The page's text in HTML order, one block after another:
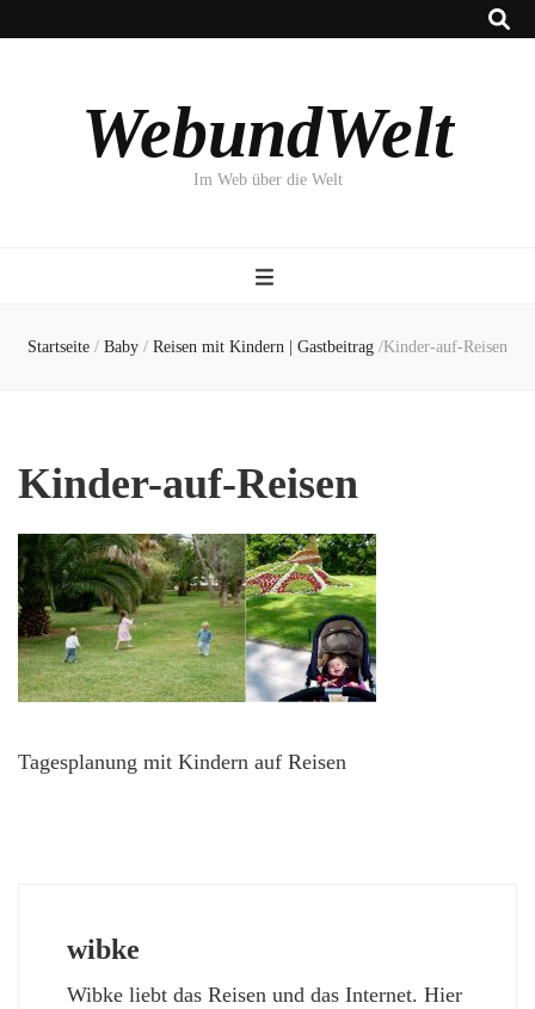
WebundWelt
Im Web über die Welt
Startseite / Baby / Reisen mit Kindern | Gastbeitrag /Kinder-auf-Reisen
Kinder-auf-Reisen
Tagesplanung mit Kindern auf Reisen
wibke
Wibke liebt das Reisen und das Internet. Hier